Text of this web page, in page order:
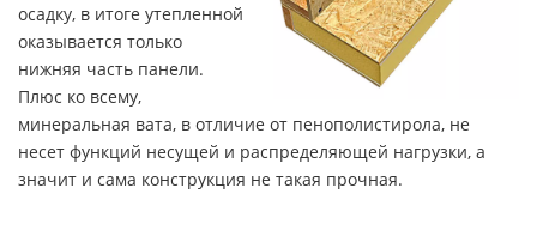
осадку, в итоге утепленной
оказывается только
нижняя часть панели.
Плюс ко всему,
минеральная вата, в отличие от пенополистирола, не
несет функций несущей и распределяющей нагрузки, а
значит и сама конструкция не такая прочная.